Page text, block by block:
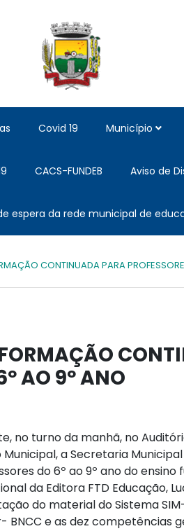
Covid 19 Município
CACS-FUNDEB Aviso de
espera da rede municipal de
CONTINUADA PARA
AO 9º ANO
no turno da manhã, no
a Secretaria
do 6º ao 9º ano do
da Editora FTD Educação,
do material do Sistema
BNCC e as dez competências